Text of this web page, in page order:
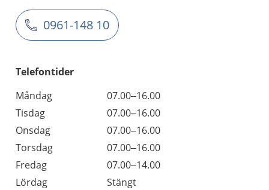
0961-148 10
Telefontider
Måndag
07.00–16.00
Tisdag
07.00–16.00
Onsdag
07.00–16.00
Torsdag
07.00–16.00
Fredag
07.00–14.00
Lördag
Stängt